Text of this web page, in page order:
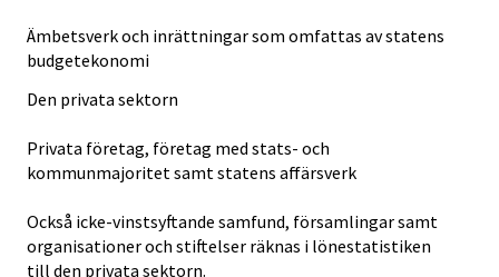
Ämbetsverk och inrättningar som omfattas av statens
budgetekonomi
Den privata sektorn
Privata företag, företag med stats- och
kommunmajoritet samt statens affärsverk
Också icke-vinstsyftande samfund, församlingar samt
organisationer och stiftelser räknas i lönestatistiken
till den privata sektorn.